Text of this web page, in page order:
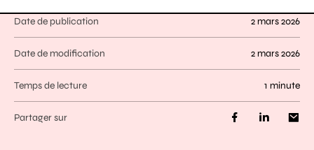
Date de publication 2 mars 2026
Date de modification 2 mars 2026
Temps de lecture 1 minute
Partager sur